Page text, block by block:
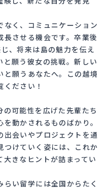
なく、コミュニケーション
させる機会です。卒業後
、将来は島の魅力を伝え
願う彼女の挑戦。新しい
と願うあなたへ。この越境
ださい！
可能性を広げた先輩たち
動かされるものばかり。
出会いやプロジェクトを通
つけていく姿には、これか
きなヒントが詰まってい
い留学には全国からたく